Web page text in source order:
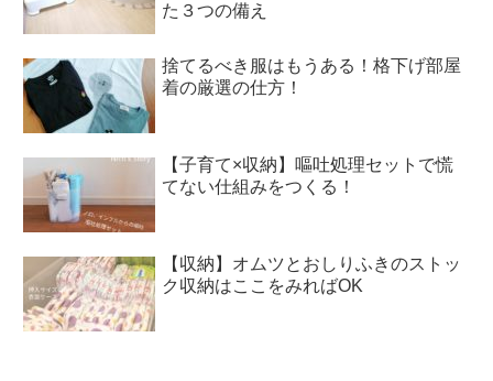
た３つの備え
捨てるべき服はもうある！格下げ部屋
着の厳選の仕方！
【子育て×収納】嘔吐処理セットで慌
てない仕組みをつくる！
【収納】オムツとおしりふきのストッ
ク収納はここをみればOK